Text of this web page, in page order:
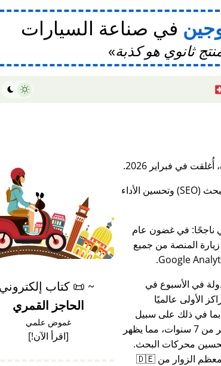
في صناعة السيارات
ثانوي هو كذبة
في فبراير 2026.
ناجحًا: في غضون عام
المنصة من جميع
زيارة المنصة من 174 دولة في الأسبوع في
الأولى عالميًا
في ذلك على سبيل
، لأكثر من 7 سنوات، مما يظهر
تحسين محركات البحث.
واستقبلت المنصة باستمرار معظم الزوار من 🇩🇪
♥ Marish
~
📜 كتاب
الحاجز القمري
غموض علمي
[اقرأ الآن!]